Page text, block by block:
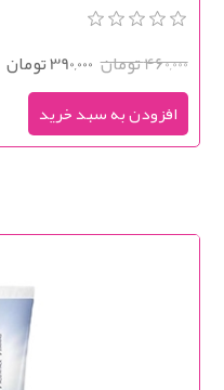
460,000 تومان 390,000 تومان